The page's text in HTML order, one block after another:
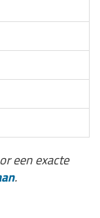
een exacte
.